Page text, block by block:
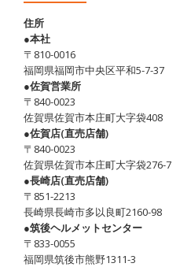
住所
●本社
〒810-0016
福岡県福岡市中央区平和5-7-37
●佐賀営業所
〒840-0023
佐賀県佐賀市本庄町大字袋408
●佐賀店(直売店舗)
〒840-0023
佐賀県佐賀市本庄町大字袋276-7
●長崎店(直売店舗)
〒851-2213
長崎県長崎市多以良町2160-98
●筑後ヘルメットセンター
〒833-0055
福岡県筑後市熊野1311-3